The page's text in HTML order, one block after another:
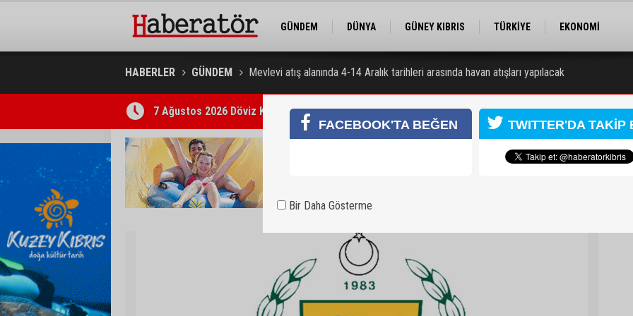
GÜNDEM DÜNYA GÜNEY KIBRIS TÜRKİYE
EKONOMİ
HABERLER GÜNDEM Mevlevi atış alanında 4-14 Aralık tarihleri arasında havan atışları yapılacak
7 Ağustos 2026 Döviz Kurları
FACEBOOK'TA BEĞEN TWITTER'DA TAKİP
Bir Daha Gösterme